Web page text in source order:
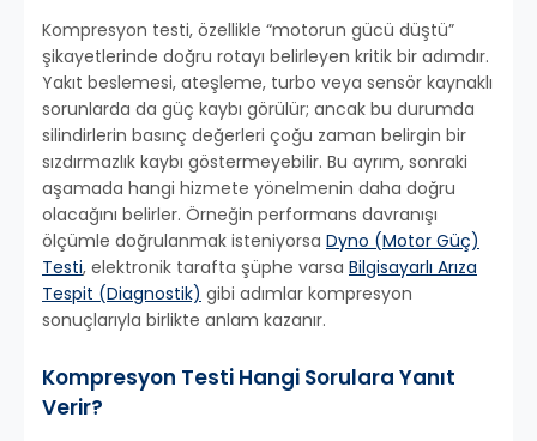
Kompresyon testi, özellikle “motorun gücü düştü”
şikayetlerinde doğru rotayı belirleyen kritik bir adımdır.
Yakıt beslemesi, ateşleme, turbo veya sensör kaynaklı
sorunlarda da güç kaybı görülür; ancak bu durumda
silindirlerin basınç değerleri çoğu zaman belirgin bir
sızdırmazlık kaybı göstermeyebilir. Bu ayrım, sonraki
aşamada hangi hizmete yönelmenin daha doğru
olacağını belirler. Örneğin performans davranışı
ölçümle doğrulanmak isteniyorsa Dyno (Motor Güç)
Testi, elektronik tarafta şüphe varsa Bilgisayarlı Arıza
Tespit (Diagnostik) gibi adımlar kompresyon
sonuçlarıyla birlikte anlam kazanır.
Kompresyon Testi Hangi Sorulara Yanıt
Verir?